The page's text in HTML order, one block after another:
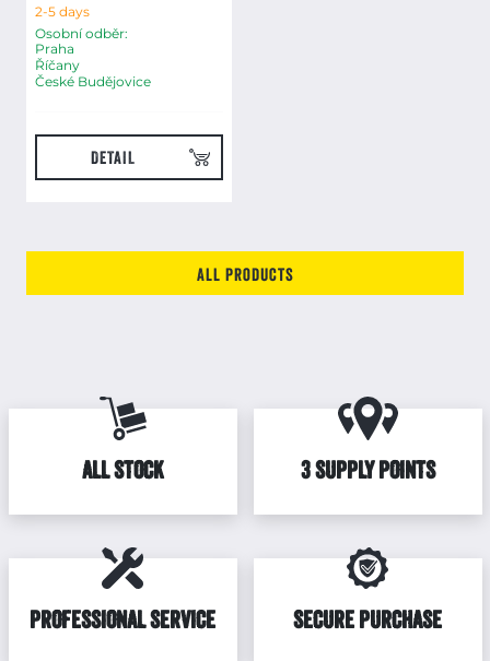
2-5 days
Osobní odběr:
Praha
Říčany
České Budějovice
DETAIL
All products
ALL STOCK 3 SUPPLY POINTS
PROFESSIONAL SERVICE SECURE PURCHASE